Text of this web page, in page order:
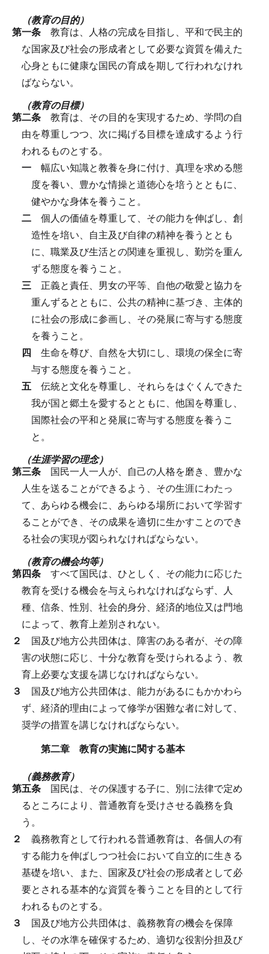
（教育の目的）
第一条 教育は、人格の完成を目指し、平和で民主的
な国家及び社会の形成者として必要な資質を備えた
心身ともに健康な国民の育成を期して行われなけれ
ばならない。
（教育の目標）
第二条 教育は、その目的を実現するため、学問の自
由を尊重しつつ、次に掲げる目標を達成するよう行
われるものとする。
一 幅広い知識と教養を身に付け、真理を求める態
度を養い、豊かな情操と道徳心を培うとともに、
健やかな身体を養うこと。
二 個人の価値を尊重して、その能力を伸ばし、創
造性を培い、自主及び自律の精神を養うととも
に、職業及び生活との関連を重視し、勤労を重ん
ずる態度を養うこと。
三 正義と責任、男女の平等、自他の敬愛と協力を
重んずるとともに、公共の精神に基づき、主体的
に社会の形成に参画し、その発展に寄与する態度
を養うこと。
四 生命を尊び、自然を大切にし、環境の保全に寄
与する態度を養うこと。
五 伝統と文化を尊重し、それらをはぐくんできた
我が国と郷土を愛するとともに、他国を尊重し、
国際社会の平和と発展に寄与する態度を養うこ
と。
（生涯学習の理念）
第三条 国民一人一人が、自己の人格を磨き、豊かな
人生を送ることができるよう、その生涯にわたっ
て、あらゆる機会に、あらゆる場所において学習す
ることができ、その成果を適切に生かすことのでき
る社会の実現が図られなければならない。
（教育の機会均等）
第四条 すべて国民は、ひとしく、その能力に応じた
教育を受ける機会を与えられなければならず、人
種、信条、性別、社会的身分、経済的地位又は門地
によって、教育上差別されない。
２ 国及び地方公共団体は、障害のある者が、その障
害の状態に応じ、十分な教育を受けられるよう、教
育上必要な支援を講じなければならない。
３ 国及び地方公共団体は、能力があるにもかかわら
ず、経済的理由によって修学が困難な者に対して、
奨学の措置を講じなければならない。
第二章 教育の実施に関する基本
（義務教育）
第五条 国民は、その保護する子に、別に法律で定め
るところにより、普通教育を受けさせる義務を負
う。
２ 義務教育として行われる普通教育は、各個人の有
する能力を伸ばしつつ社会において自立的に生きる
基礎を培い、また、国家及び社会の形成者として必
要とされる基本的な資質を養うことを目的として行
われるものとする。
３ 国及び地方公共団体は、義務教育の機会を保障
し、その水準を確保するため、適切な役割分担及び